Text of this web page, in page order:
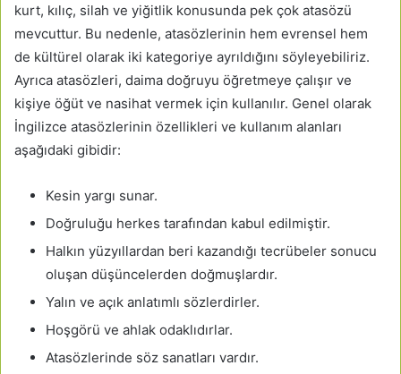
kurt, kılıç, silah ve yiğitlik konusunda pek çok atasözü
mevcuttur. Bu nedenle, atasözlerinin hem evrensel hem
de kültürel olarak iki kategoriye ayrıldığını söyleyebiliriz.
Ayrıca atasözleri, daima doğruyu öğretmeye çalışır ve
kişiye öğüt ve nasihat vermek için kullanılır. Genel olarak
İngilizce atasözlerinin özellikleri ve kullanım alanları
aşağıdaki gibidir:
Kesin yargı sunar.
Doğruluğu herkes tarafından kabul edilmiştir.
Halkın yüzyıllardan beri kazandığı tecrübeler sonucu
oluşan düşüncelerden doğmuşlardır.
Yalın ve açık anlatımlı sözlerdirler.
Hoşgörü ve ahlak odaklıdırlar.
Atasözlerinde söz sanatları vardır.